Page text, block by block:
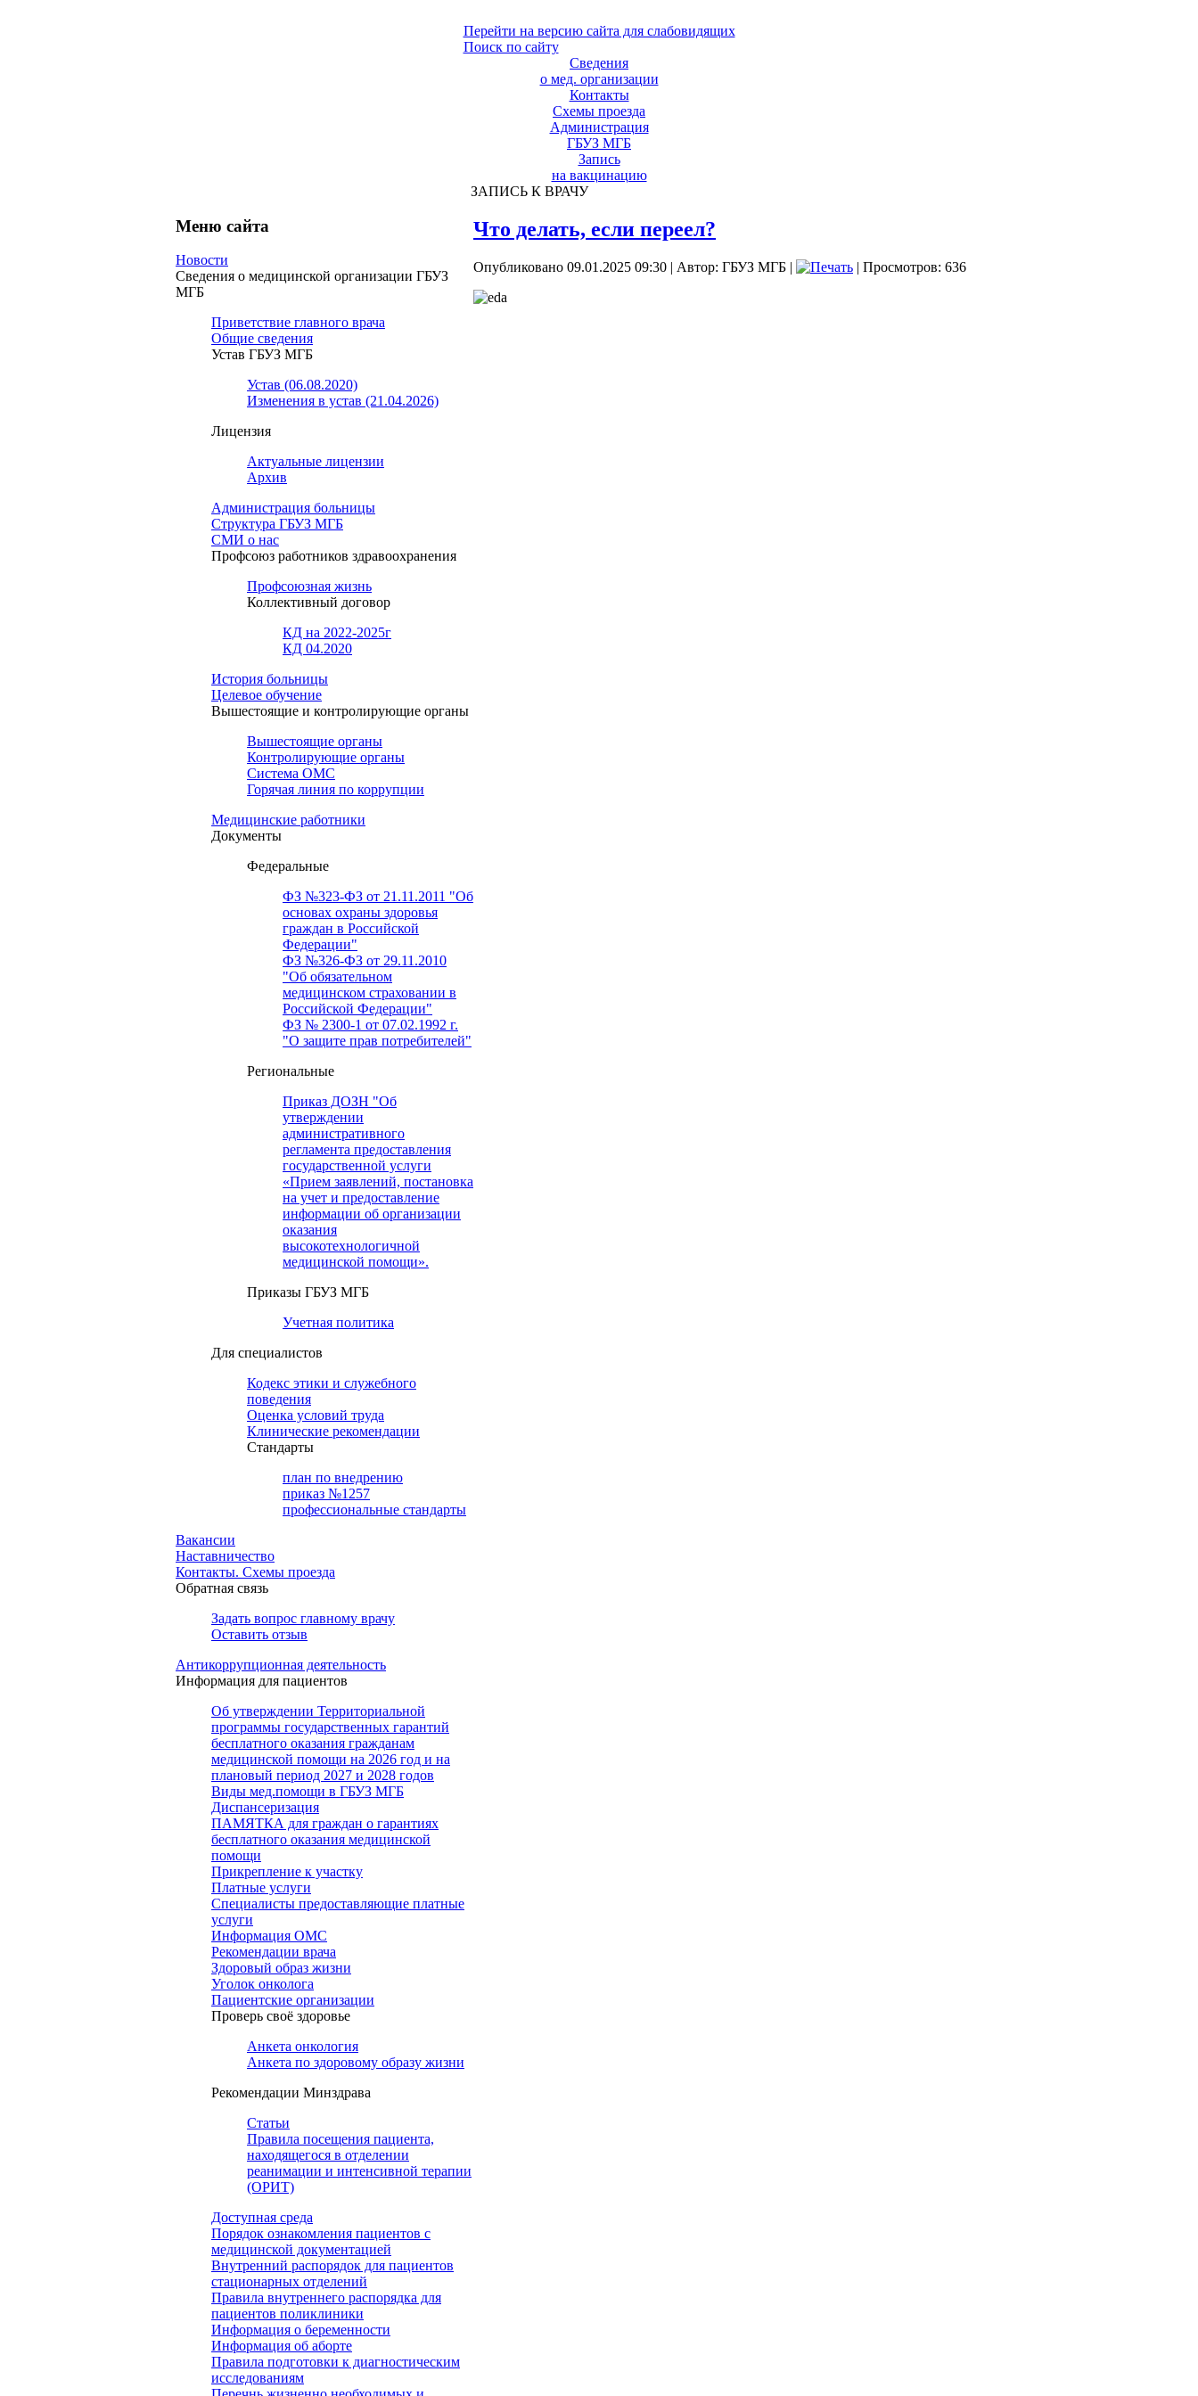
Перейти на версию сайта для слабовидящих
Поиск по сайту
Сведения
о мед. организации
Контакты
Схемы проезда
Администрация
ГБУЗ МГБ
Запись
на вакцинацию
ЗАПИСЬ К ВРАЧУ
Меню сайта
Новости
Сведения о медицинской организации ГБУЗ
МГБ
Приветствие главного врача
Общие сведения
Устав ГБУЗ МГБ
Устав (06.08.2020)
Изменения в устав (21.04.2026)
Лицензия
Актуальные лицензии
Архив
Администрация больницы
Структура ГБУЗ МГБ
СМИ о нас
Профсоюз работников здравоохранения
Профсоюзная жизнь
Коллективный договор
КД на 2022-2025г
КД 04.2020
История больницы
Целевое обучение
Вышестоящие и контролирующие органы
Вышестоящие органы
Контролирующие органы
Система ОМС
Горячая линия по коррупции
Медицинские работники
Документы
Федеральные
ФЗ №323-ФЗ от 21.11.2011 "Об
основах охраны здоровья
граждан в Российской
Федерации"
ФЗ №326-ФЗ от 29.11.2010
"Об обязательном
медицинском страховании в
Российской Федерации"
ФЗ № 2300-1 от 07.02.1992 г.
"О защите прав потребителей"
Региональные
Приказ ДОЗН "Об
утверждении
административного
регламента предоставления
государственной услуги
«Прием заявлений, постановка
на учет и предоставление
информации об организации
оказания
высокотехнологичной
медицинской помощи».
Приказы ГБУЗ МГБ
Учетная политика
Для специалистов
Кодекс этики и служебного
поведения
Оценка условий труда
Клинические рекомендации
Cтандарты
план по внедрению
приказ №1257
профессиональные стандарты
Вакансии
Наставничество
Контакты. Схемы проезда
Обратная связь
Задать вопрос главному врачу
Оставить отзыв
Антикоррупционная деятельность
Информация для пациентов
Об утверждении Территориальной
программы государственных гарантий
бесплатного оказания гражданам
медицинской помощи на 2026 год и на
плановый период 2027 и 2028 годов
Виды мед.помощи в ГБУЗ МГБ
Диспансеризация
ПАМЯТКА для граждан о гарантиях
бесплатного оказания медицинской
помощи
Прикрепление к участку
Платные услуги
Специалисты предоставляющие платные
услуги
Информация ОМС
Рекомендации врача
Здоровый образ жизни
Уголок онколога
Пациентские организации
Проверь своё здоровье
Анкета онкология
Анкета по здоровому образу жизни
Рекомендации Минздрава
Статьи
Правила посещения пациента,
находящегося в отделении
реанимации и интенсивной терапии
(ОРИТ)
Доступная среда
Порядок ознакомления пациентов с
медицинской документацией
Внутренний распорядок для пациентов
стационарных отделений
Правила внутреннего распорядка для
пациентов поликлиники
Информация о беременности
Информация об аборте
Правила подготовки к диагностическим
исследованиям
Что делать, если переел?
Опубликовано 09.01.2025 09:30 | Автор: ГБУЗ МГБ | | Просмотров: 636